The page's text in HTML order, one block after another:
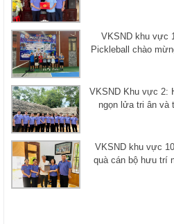
VKSND khu vực
Pickleball chào
VKSND Khu vực 2:
ngọn lửa tri ân và
VKSND khu vực
quà cán bộ hưu trí